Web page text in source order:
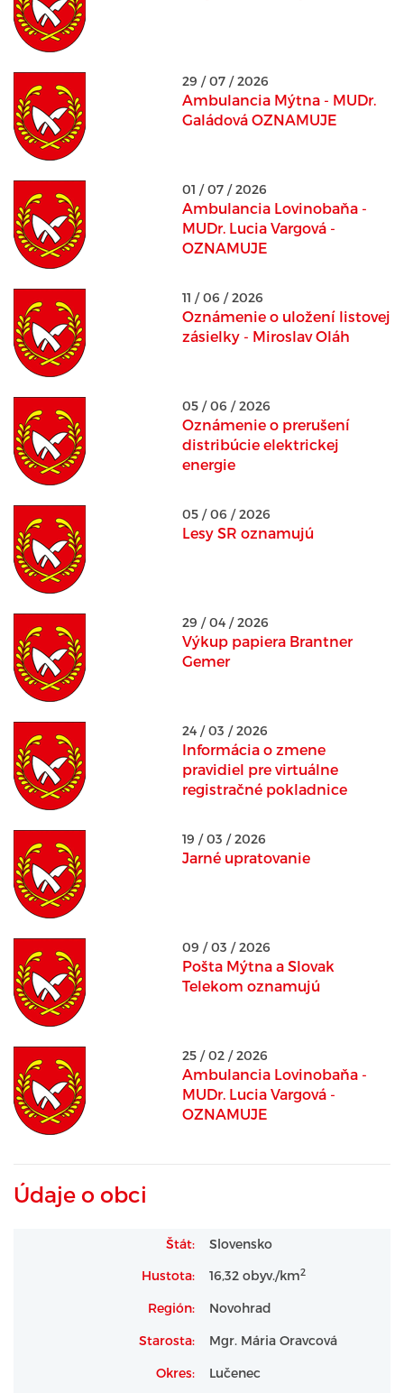
29 / 07 / 2026
Ambulancia Mýtna - MUDr.
Galádová OZNAMUJE
01 / 07 / 2026
Ambulancia Lovinobaňa -
MUDr. Lucia Vargová -
OZNAMUJE
11 / 06 / 2026
Oznámenie o uložení listovej
zásielky - Miroslav Oláh
05 / 06 / 2026
Oznámenie o prerušení
distribúcie elektrickej
energie
05 / 06 / 2026
Lesy SR oznamujú
29 / 04 / 2026
Výkup papiera Brantner
Gemer
24 / 03 / 2026
Informácia o zmene
pravidiel pre virtuálne
registračné pokladnice
19 / 03 / 2026
Jarné upratovanie
09 / 03 / 2026
Pošta Mýtna a Slovak
Telekom oznamujú
25 / 02 / 2026
Ambulancia Lovinobaňa -
MUDr. Lucia Vargová -
OZNAMUJE
Údaje o obci
Štát: Slovensko
Hustota: 16,32 obyv./km2
Región: Novohrad
Starosta: Mgr. Mária Oravcová
Okres: Lučenec